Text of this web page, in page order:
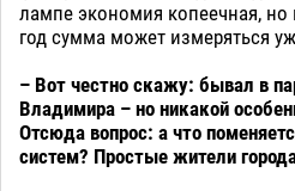
лампе экономия копеечная, но
год сумма может измеряться
– Вот честно скажу: бывал в
Владимира – но никакой
Отсюда вопрос: а что
систем? Простые жители